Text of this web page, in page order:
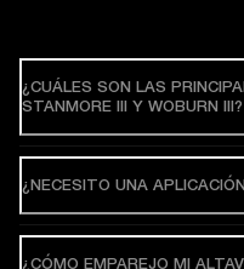
¿CUÁLES SON LAS
STANMORE III Y WOBURN III?
¿NECESITO UNA
¿CÓMO EMPAREJO MI